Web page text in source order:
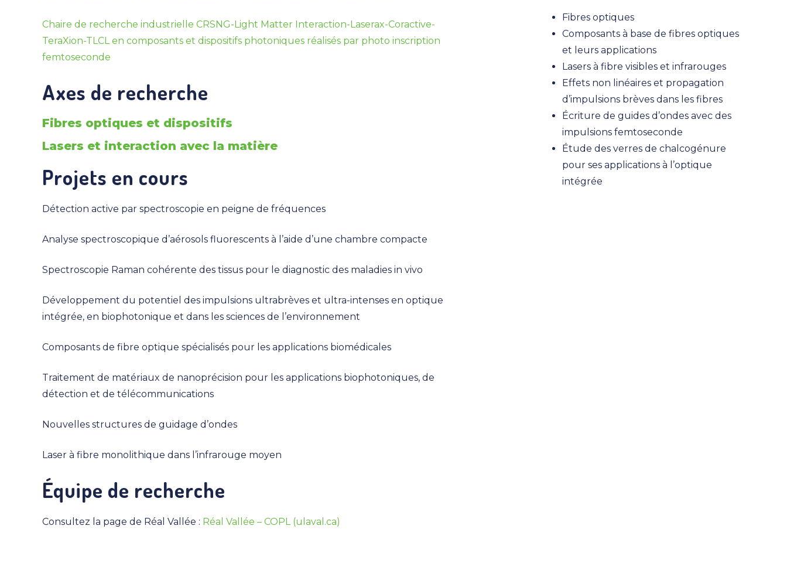
Chaire de recherche industrielle CRSNG-Light Matter Interaction-Laserax-Coractive-
TeraXion-TLCL en composants et dispositifs photoniques réalisés par photo inscription
femtoseconde
Axes de recherche
Fibres optiques et dispositifs
Lasers et interaction avec la matière
Projets en cours
Détection active par spectroscopie en peigne de fréquences
Analyse spectroscopique d’aérosols fluorescents à l’aide d’une chambre compacte
Spectroscopie Raman cohérente des tissus pour le diagnostic des maladies in vivo
Développement du potentiel des impulsions ultrabrèves et ultra-intenses en optique
intégrée, en biophotonique et dans les sciences de l’environnement
Composants de fibre optique spécialisés pour les applications biomédicales
Traitement de matériaux de nanoprécision pour les applications biophotoniques, de
détection et de télécommunications
Nouvelles structures de guidage d’ondes
Laser à fibre monolithique dans l’infrarouge moyen
Équipe de recherche
Consultez la page de Réal Vallée : Réal Vallée – COPL (ulaval.ca)
Fibres optiques
Composants à base de fibres optiques
et leurs applications
Lasers à fibre visibles et infrarouges
Effets non linéaires et propagation
d’impulsions brèves dans les fibres
Écriture de guides d’ondes avec des
impulsions femtoseconde
Étude des verres de chalcogénure
pour ses applications à l’optique
intégrée